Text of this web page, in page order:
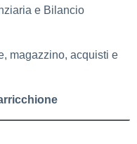
e Bilancio
magazzino, acquisti e